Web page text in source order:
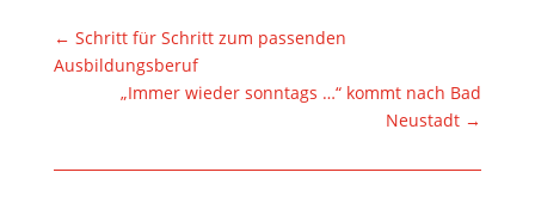
← Schritt für Schritt zum passenden
Ausbildungsberuf
„Immer wieder sonntags …“ kommt nach Bad
Neustadt →